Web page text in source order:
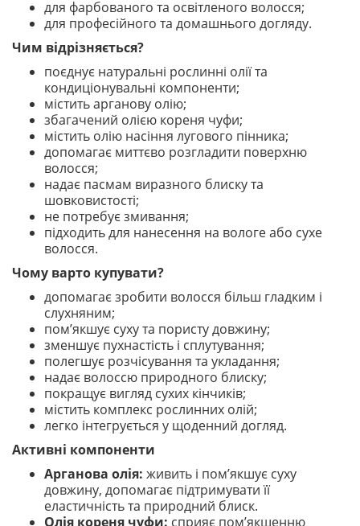
для фарбованого та освітленого волосся;
для професійного та домашнього догляду.
Чим відрізняється?
поєднує натуральні рослинні олії та
кондиціонувальні компоненти;
містить арганову олію;
збагачений олією кореня чуфи;
містить олію насіння лугового пінника;
допомагає миттєво розгладити поверхню
волосся;
надає пасмам виразного блиску та
шовковистості;
не потребує змивання;
підходить для нанесення на вологе або сухе
волосся.
Чому варто купувати?
допомагає зробити волосся більш гладким і
слухняним;
пом’якшує суху та пористу довжину;
зменшує пухнастість і сплутування;
полегшує розчісування та укладання;
надає волоссю природного блиску;
покращує вигляд сухих кінчиків;
містить комплекс рослинних олій;
легко інтегрується у щоденний догляд.
Активні компоненти
Арганова олія: живить і пом’якшує суху
довжину, допомагає підтримувати її
еластичність та природний блиск.
Олія кореня чуфи: сприяє пом’якшенню